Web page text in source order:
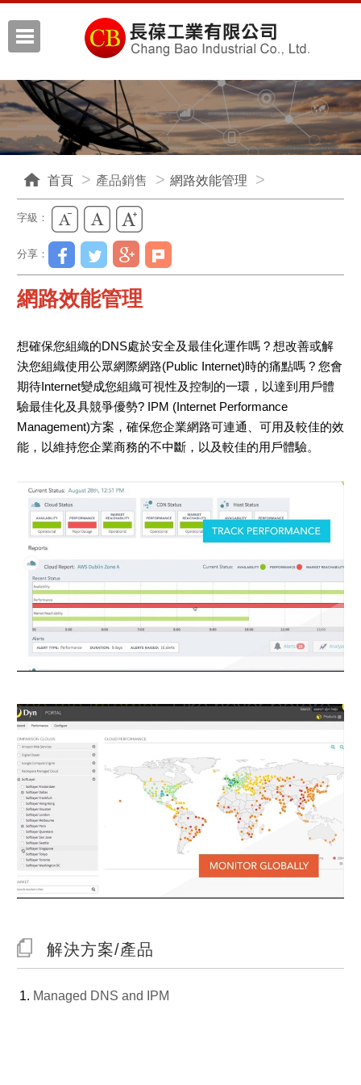
首頁 產品銷售 網路效能管理
字級：
分享：
網路效能管理
想確保您組織的DNS處於安全及最佳化運作嗎 ? 想改善或解
決您組織使用公眾網際網路(Public Internet)時的痛點嗎 ? 您會
期待Internet變成您組織可視性及控制的一環，以達到用戶體
驗最佳化及具競爭優勢? IPM (Internet Performance
Management)方案，確保您企業網路可連通、可用及較佳的效
能，以維持您企業商務的不中斷，以及較佳的用戶體驗。
解決方案/產品
Managed DNS and IPM